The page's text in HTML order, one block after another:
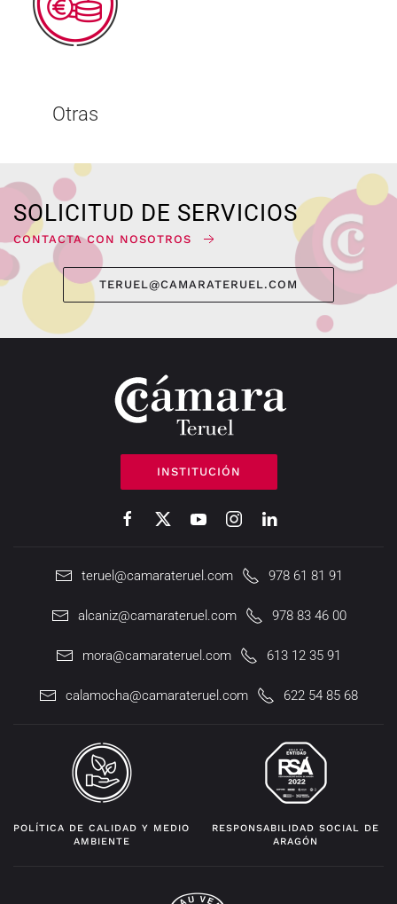
Otras
SOLICITUD DE SERVICIOS
CONTACTA CON NOSOTROS
TERUEL@CAMARATERUEL.COM
INSTITUCIÓN
teruel@camarateruel.com 978 61 81 91
alcaniz@camarateruel.com 978 83 46 00
mora@camarateruel.com 613 12 35 91
calamocha@camarateruel.com 622 54 85 68
POLÍTICA DE CALIDAD Y MEDIO
AMBIENTE
RESPONSABILIDAD SOCIAL DE
ARAGÓN